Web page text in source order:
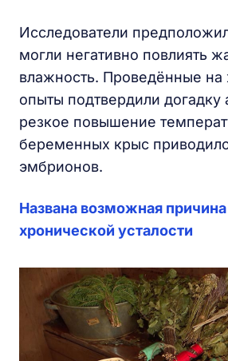
Исследователи
могли негативно повлиять
влажность. Проведённые на
опыты подтвердили догадку
резкое повышение
беременных крыс
эмбрионов.
Названа возможная
хронической усталости